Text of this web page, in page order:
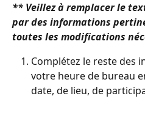
** Veillez à remplacer le
par des informations
toutes les modifications
Complétez le reste des
votre heure de bureau
date, de lieu, de